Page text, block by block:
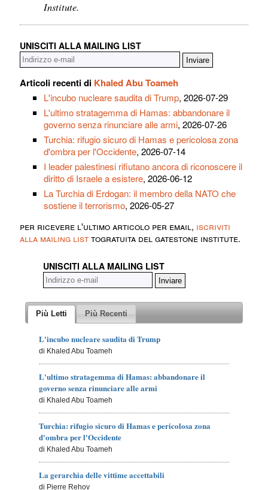
Institute.
UNISCITI ALLA MAILING LIST
Articoli recenti di Khaled Abu Toameh
L'incubo nucleare saudita di Trump, 2026-07-29
L'ultimo stratagemma di Hamas: abbandonare il
governo senza rinunciare alle armi, 2026-07-26
Turchia: rifugio sicuro di Hamas e pericolosa zona
d'ombra per l'Occidente, 2026-07-14
I leader palestinesi rifiutano ancora di riconoscere il
diritto di Israele a esistere, 2026-06-12
La Turchia di Erdogan: il membro della NATO che
sostiene il terrorismo, 2026-05-27
per ricevere l'ultimo articolo per email, iscriviti
alla mailing listtogratuita del gatestone institute.
UNISCITI ALLA MAILING LIST
Più Letti Più Recenti
L'incubo nucleare saudita di Trump
di Khaled Abu Toameh
L'ultimo stratagemma di Hamas: abbandonare il
governo senza rinunciare alle armi
di Khaled Abu Toameh
Turchia: rifugio sicuro di Hamas e pericolosa zona
d'ombra per l'Occidente
di Khaled Abu Toameh
La gerarchia delle vittime accettabili
di Pierre Rehov